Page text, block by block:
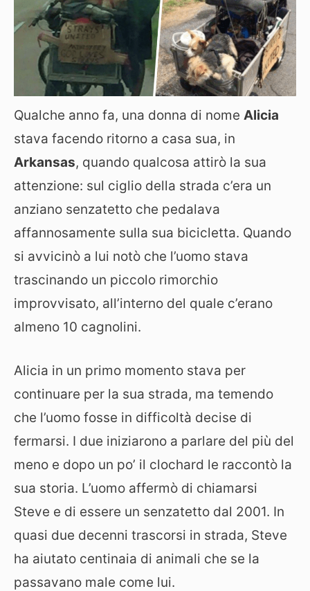
Qualche anno fa, una donna di nome Alicia
stava facendo ritorno a casa sua, in
Arkansas, quando qualcosa attirò la sua
attenzione: sul ciglio della strada c’era un
anziano senzatetto che pedalava
affannosamente sulla sua bicicletta. Quando
si avvicinò a lui notò che l’uomo stava
trascinando un piccolo rimorchio
improvvisato, all’interno del quale c’erano
almeno 10 cagnolini.
Alicia in un primo momento stava per
continuare per la sua strada, ma temendo
che l’uomo fosse in difficoltà decise di
fermarsi. I due iniziarono a parlare del più del
meno e dopo un po’ il clochard le raccontò la
sua storia. L’uomo affermò di chiamarsi
Steve e di essere un senzatetto dal 2001. In
quasi due decenni trascorsi in strada, Steve
ha aiutato centinaia di animali che se la
passavano male come lui.